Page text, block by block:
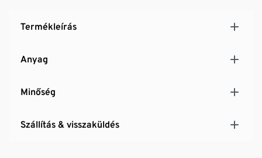
A hálós anyagú, párnázott hátoldal optimális
palackokhoz
Hordozó fogantyúval
Termékleírás
Anyag
Minőség
Szállítás & visszaküldés